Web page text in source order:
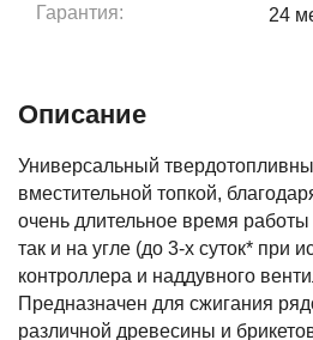
Гарантия: 24
Описание
Универсальный
вместительной топкой,
очень длительное время работы
так и на угле (до 3-х суток* при
контроллера и наддувного
Предназначен для сжигания
различной древесины и